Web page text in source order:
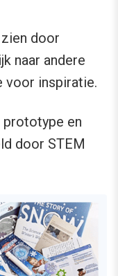
door
naar andere
voor inspiratie.
prototype en
door STEM